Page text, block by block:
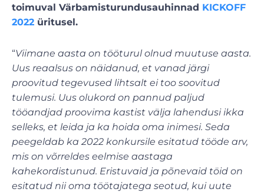
toimuval Värbamisturundusauhinnad KICKOFF
2022 üritusel.
“Viimane aasta on tööturul olnud muutuse aasta.
Uus reaalsus on näidanud, et vanad järgi
proovitud tegevused lihtsalt ei too soovitud
tulemusi. Uus olukord on pannud paljud
tööandjad proovima kastist välja lahendusi ikka
selleks, et leida ja ka hoida oma inimesi. Seda
peegeldab ka 2022 konkursile esitatud tööde arv,
mis on võrreldes eelmise aastaga
kahekordistunud. Eristuvaid ja põnevaid töid on
esitatud nii oma töötajatega seotud, kui uute